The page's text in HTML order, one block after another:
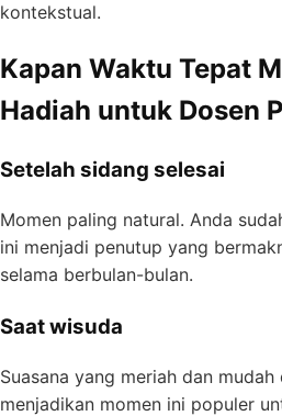
kontekstual.
Kapan Waktu Tepat
Hadiah untuk Dosen
Setelah sidang selesai
Momen paling natural. Anda
ini menjadi penutup yang
selama berbulan-bulan.
Saat wisuda
Suasana yang meriah dan
menjadikan momen ini populer